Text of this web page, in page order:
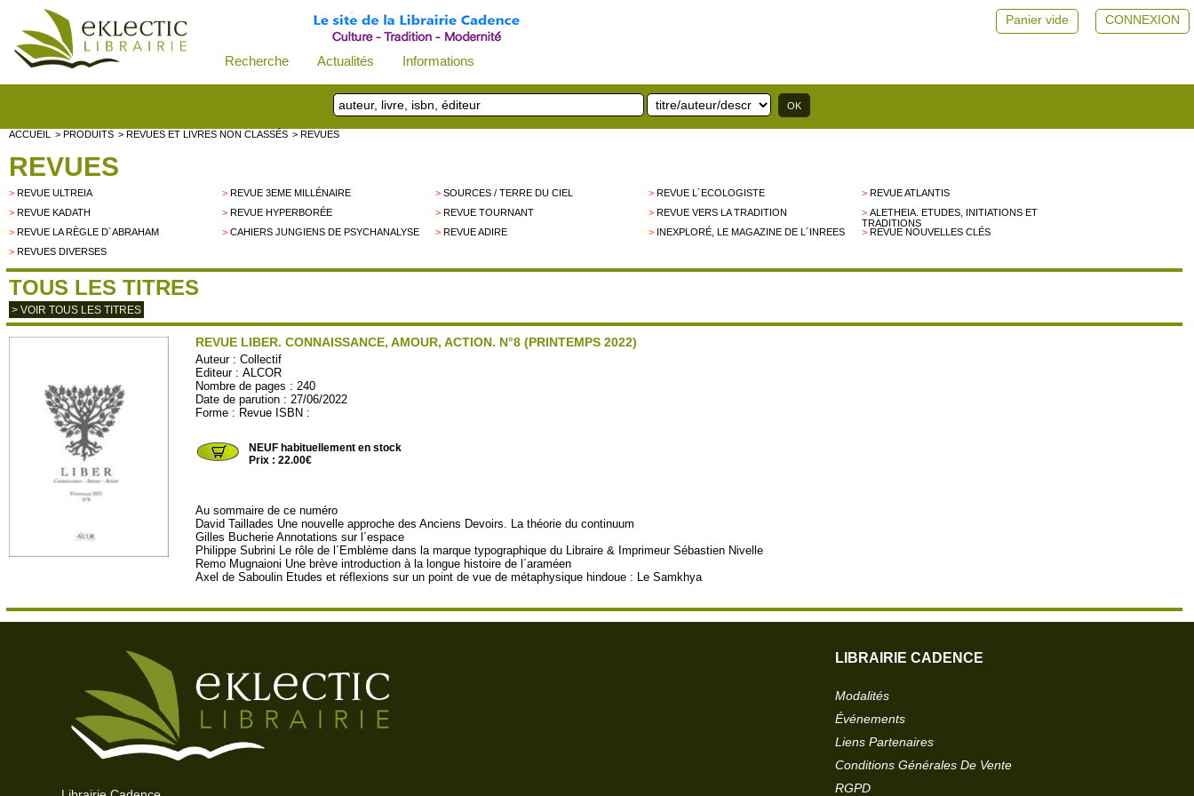
Recherche Actualités Informations
CONNEXION
Panier vide
ACCUEIL > PRODUITS > REVUES ET LIVRES NON CLASSÉS > REVUES
REVUES
> REVUE ULTREIA >REVUE 3EME MILLÉNAIRE >SOURCES / TERRE DU CIEL >REVUE L´ECOLOGISTE >REVUE ATLANTIS
> REVUE KADATH >REVUE HYPERBORÉE >REVUE TOURNANT >REVUE VERS LA TRADITION >ALETHEIA. ETUDES, INITIATIONS ET
TRADITIONS
> REVUE LA RÈGLE D´ABRAHAM >CAHIERS JUNGIENS DE PSYCHANALYSE >REVUE ADIRE > INEXPLORÉ, LE MAGAZINE DE L´INREES >REVUE NOUVELLES CLÉS
> REVUES DIVERSES
TOUS LES TITRES
> VOIR TOUS LES TITRES
REVUE LIBER. CONNAISSANCE, AMOUR, ACTION. N°8 (PRINTEMPS 2022)
Auteur :Collectif
Editeur :ALCOR
Nombre de pages : 240
Date de parution : 27/06/2022
Forme : Revue ISBN :
NEUF habituellement en stock
Prix : 22.00€
Au sommaire de ce numéro
David Taillades Une nouvelle approche des Anciens Devoirs. La théorie du continuum
Gilles Bucherie Annotations sur l´espace
Philippe Subrini Le rôle de l´Emblème dans la marque typographique du Libraire & Imprimeur Sébastien Nivelle
Remo Mugnaioni Une brève introduction à la longue histoire de l´araméen
Axel de Saboulin Etudes et réflexions sur un point de vue de métaphysique hindoue : Le Samkhya
LIBRAIRIE CADENCE
Modalités
Événements
Liens Partenaires
Conditions Générales De Vente
RGPD